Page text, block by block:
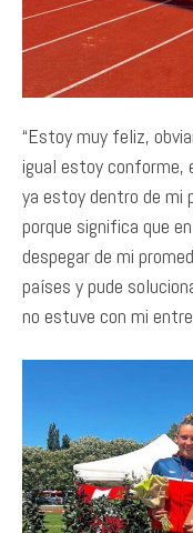
“Estoy muy feliz,
igual estoy conforme,
ya estoy dentro de mi
porque significa que
despegar de mi
países y pude
no estuve con mi